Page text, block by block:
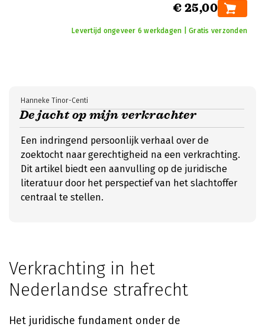
€ 25,00
Levertijd ongeveer 6 werkdagen | Gratis verzonden
De jacht op mijn verkrachter
Hanneke Tinor-Centi
Een indringend persoonlijk verhaal over de
zoektocht naar gerechtigheid na een verkrachting.
Dit artikel biedt een aanvulling op de juridische
literatuur door het perspectief van het slachtoffer
centraal te stellen.
Verkrachting in het
Nederlandse strafrecht
Het juridische fundament onder de